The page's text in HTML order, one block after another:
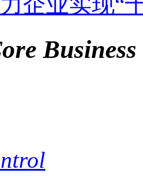
Business